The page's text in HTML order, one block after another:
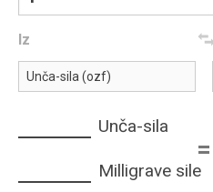
Iz
Unča-sila
=
Milligrave sile